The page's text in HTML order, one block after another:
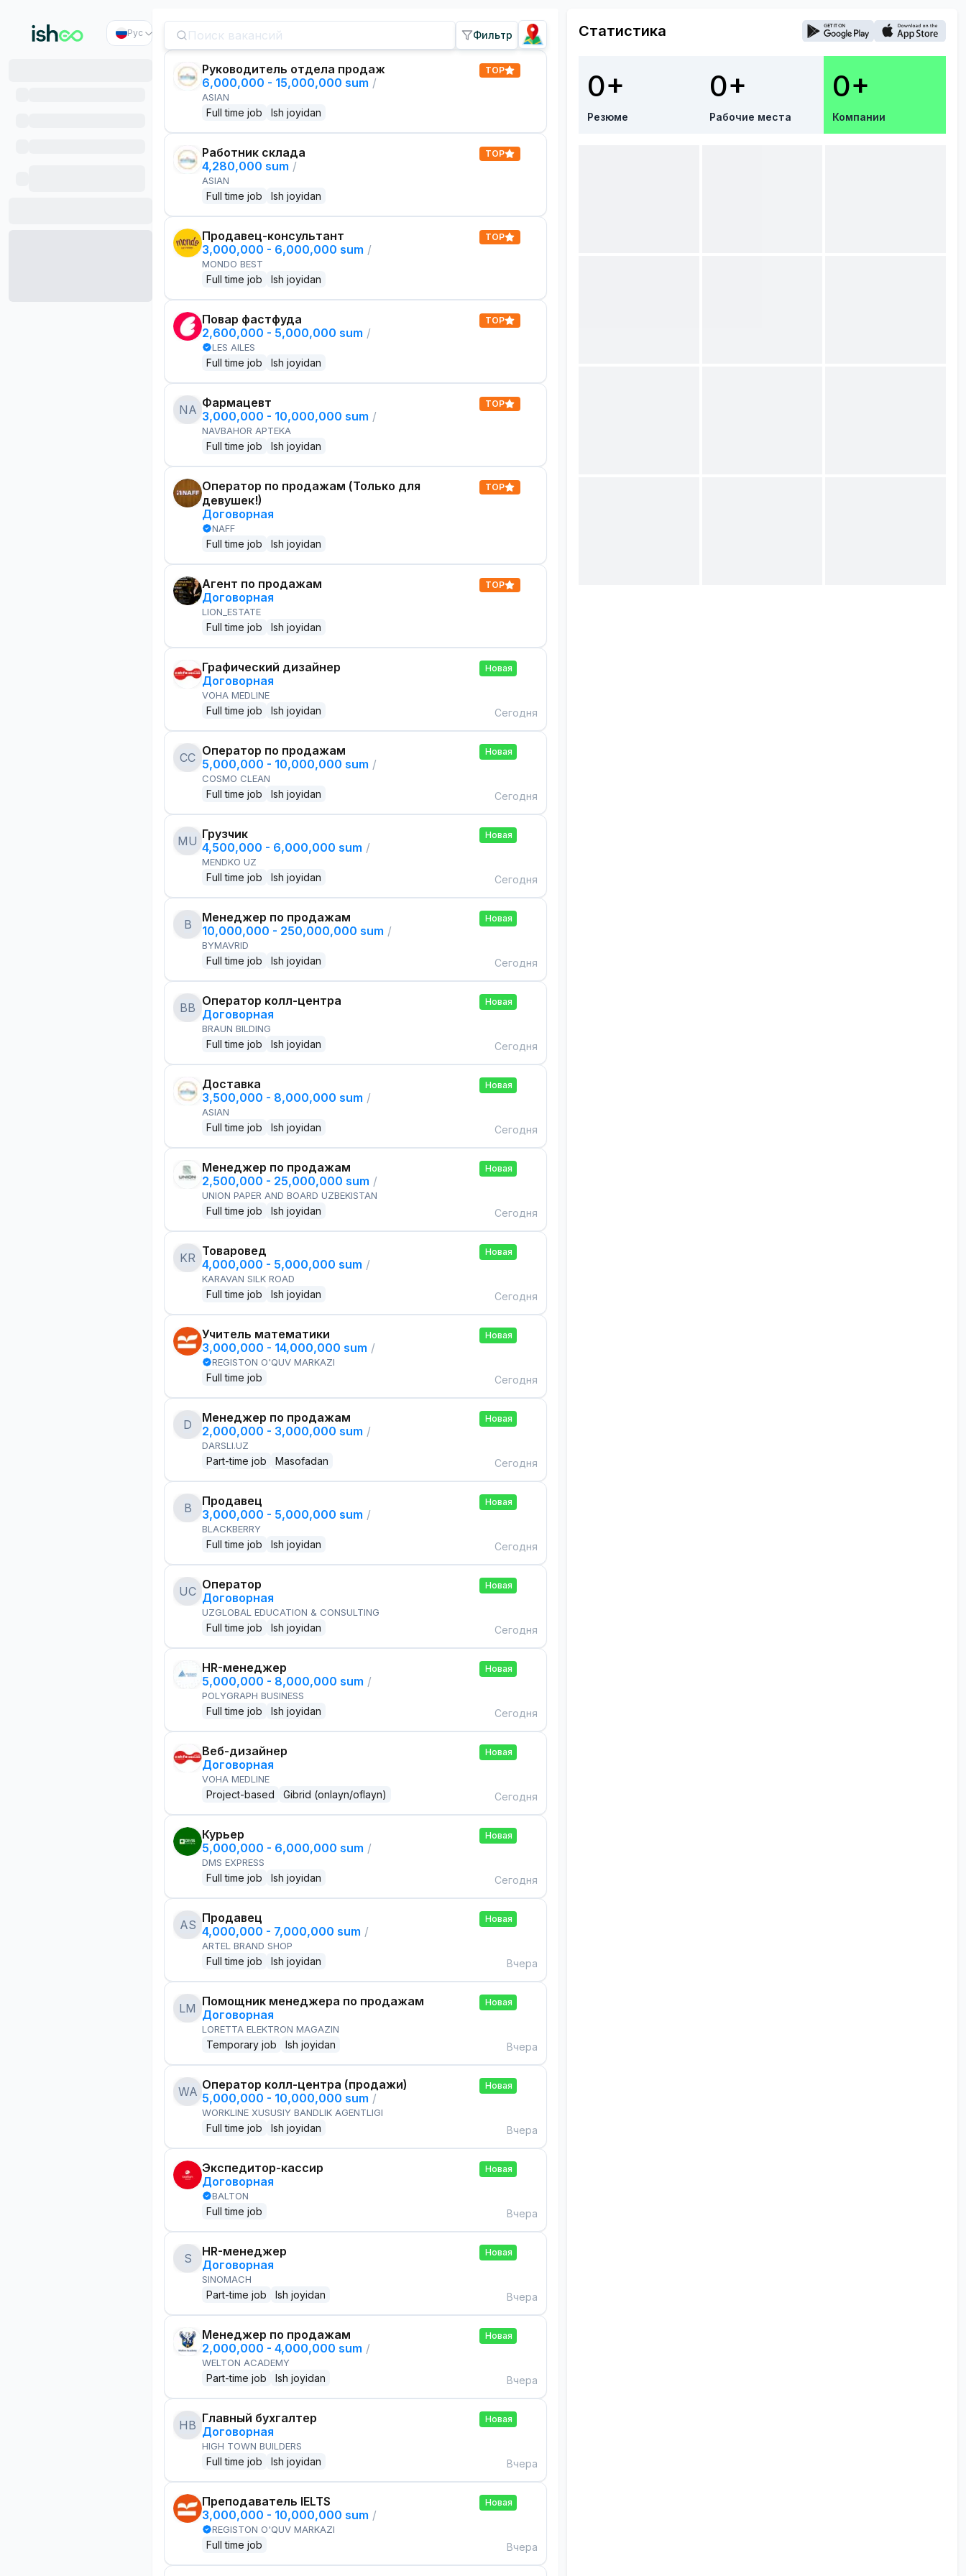
Рус Фильтр
Руководитель отдела продаж
6,000,000 - 15,000,000 sum /
ASIAN
Full time job Ish joyidan
TOP
Работник склада
4,280,000 sum /
ASIAN
Full time job Ish joyidan
TOP
Продавец-консультант
3,000,000 - 6,000,000 sum /
MONDO BEST
Full time job Ish joyidan
TOP
Повар фастфуда
2,600,000 - 5,000,000 sum /
LES AILES
Full time job Ish joyidan
TOP
NA Фармацевт
3,000,000 - 10,000,000 sum /
NAVBAHOR APTEKA
Full time job Ish joyidan
TOP
Оператор по продажам (Только для
девушек!)
Договорная
NAFF
Full time job Ish joyidan
TOP
Агент по продажам
Договорная
LION_ESTATE
Full time job Ish joyidan
TOP
Графический дизайнер
Договорная
VOHA MEDLINE
Full time job Ish joyidan
Новая
Сегодня
CC Оператор по продажам
5,000,000 - 10,000,000 sum /
COSMO CLEAN
Full time job Ish joyidan
Новая
Сегодня
MU Грузчик
4,500,000 - 6,000,000 sum /
MENDKO UZ
Full time job Ish joyidan
Новая
Сегодня
B
Менеджер по продажам
10,000,000 - 250,000,000 sum /
BYMAVRID
Full time job Ish joyidan
Новая
Сегодня
BB Оператор колл-центра
Договорная
BRAUN BILDING
Full time job Ish joyidan
Новая
Сегодня
Доставка
3,500,000 - 8,000,000 sum /
ASIAN
Full time job Ish joyidan
Новая
Сегодня
Менеджер по продажам
2,500,000 - 25,000,000 sum /
UNION PAPER AND BOARD UZBEKISTAN
Full time job Ish joyidan
Новая
Сегодня
KR Товаровед
4,000,000 - 5,000,000 sum /
KARAVAN SILK ROAD
Full time job Ish joyidan
Новая
Сегодня
Учитель математики
3,000,000 - 14,000,000 sum /
REGISTON O'QUV MARKAZI
Full time job
Новая
Сегодня
D
Менеджер по продажам
2,000,000 - 3,000,000 sum /
DARSLI.UZ
Part-time job Masofadan
Новая
Сегодня
B
Продавец
3,000,000 - 5,000,000 sum /
BLACKBERRY
Full time job Ish joyidan
Новая
Сегодня
UC Оператор
Договорная
UZGLOBAL EDUCATION & CONSULTING
Full time job Ish joyidan
Новая
Сегодня
HR-менеджер
5,000,000 - 8,000,000 sum /
POLYGRAPH BUSINESS
Full time job Ish joyidan
Новая
Сегодня
Веб-дизайнер
Договорная
VOHA MEDLINE
Project-based Gibrid (onlayn/oflayn)
Новая
Сегодня
Курьер
5,000,000 - 6,000,000 sum /
DMS EXPRESS
Full time job Ish joyidan
Новая
Сегодня
AS Продавец
4,000,000 - 7,000,000 sum /
ARTEL BRAND SHOP
Full time job Ish joyidan
Новая
Вчера
LM Помощник менеджера по продажам
Договорная
LORETTA ELEKTRON MAGAZIN
Temporary job Ish joyidan
Новая
Вчера
WA Оператор колл-центра (продажи)
5,000,000 - 10,000,000 sum /
WORKLINE XUSUSIY BANDLIK AGENTLIGI
Full time job Ish joyidan
Новая
Вчера
Экспедитор-кассир
Договорная
BALTON
Full time job
Новая
Вчера
S
HR-менеджер
Договорная
SINOMACH
Part-time job Ish joyidan
Новая
Вчера
Менеджер по продажам
2,000,000 - 4,000,000 sum /
WELTON ACADEMY
Part-time job Ish joyidan
Новая
Вчера
HB Главный бухгалтер
Договорная
HIGH TOWN BUILDERS
Full time job Ish joyidan
Новая
Вчера
Преподаватель IELTS
3,000,000 - 10,000,000 sum /
REGISTON O'QUV MARKAZI
Full time job
Новая
Вчера
Статистика
0+
Резюме
0+
Рабочие места
0+
Компании